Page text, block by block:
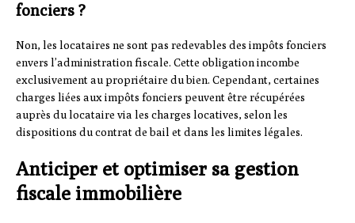
fonciers ?
Non, les locataires ne sont pas redevables des impôts fonciers
envers l’administration fiscale. Cette obligation incombe
exclusivement au propriétaire du bien. Cependant, certaines
charges liées aux impôts fonciers peuvent être récupérées
auprès du locataire via les charges locatives, selon les
dispositions du contrat de bail et dans les limites légales.
Anticiper et optimiser sa gestion
fiscale immobilière